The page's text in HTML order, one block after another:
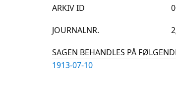
ARKIV ID
JOURNALNR.
SAGEN BEHANDLES PÅ
1913-07-10